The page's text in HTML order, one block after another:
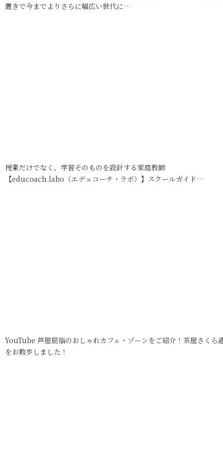
置きで今までよりさらに幅広い世代に…
授業だけでなく、学習そのものを設計する家庭教師
【educoach.labo（エデュコーチ・ラボ）】スクールガイド…
YouTube 芦屋屈指のおしゃれカフェ・ゾーンをご紹介！茶屋さくら
をお散歩しました！